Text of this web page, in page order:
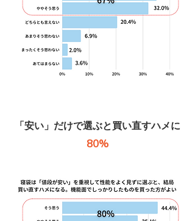
​「安い」だけで選ぶと買い直すハメに
80%